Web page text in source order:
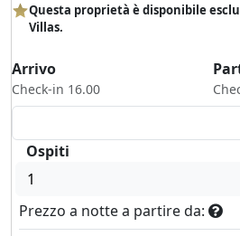
Questa proprietà è disponibile
Villas.
Arrivo
Check-in 16.00
Ospiti
1
Prezzo a notte a partire da: